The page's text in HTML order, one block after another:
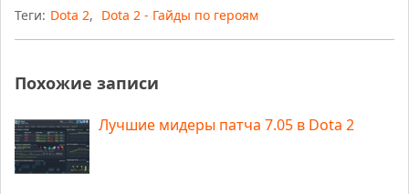
Теги: Dota 2, Dota 2 - Гайды по героям
Похожие записи
Лучшие мидеры патча 7.05 в Dota 2